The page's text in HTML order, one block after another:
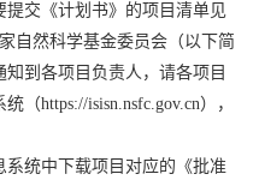
交《计划书》的项目清单见
自然科学基金委员会（以下简
到各项目负责人，请各项目
统（https://isisn.nsfc.gov.cn），
统中下载项目对应的《批准